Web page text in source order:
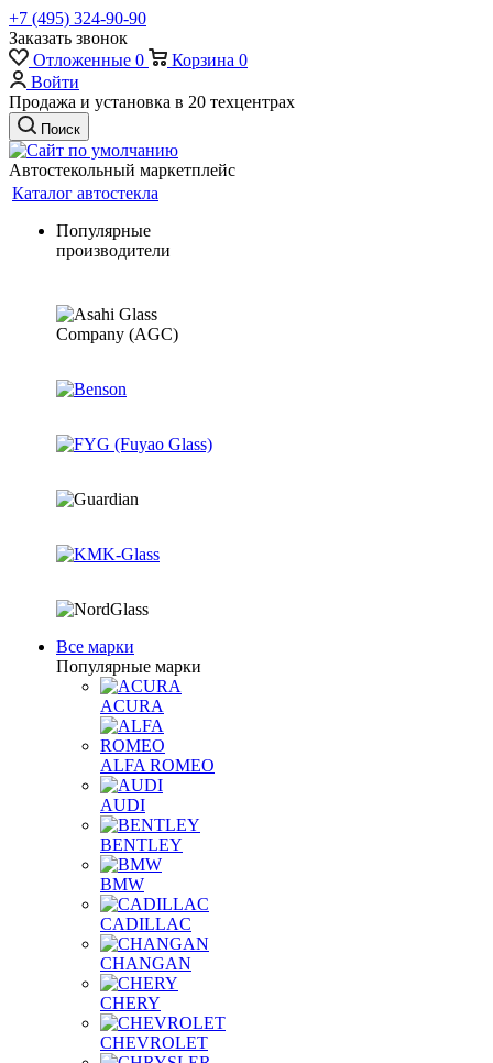
+7 (495) 324-90-90
Заказать звонок
Отложенные 0 Корзина 0
Войти
Продажа и установка в 20 техцентрах
Поиск
Автостекольный маркетплейс
Каталог автостекла
Популярные
производители
Все марки
Популярные марки
ACURA
ALFA ROMEO
AUDI
BENTLEY
BMW
CADILLAC
CHANGAN
CHERY
CHEVROLET